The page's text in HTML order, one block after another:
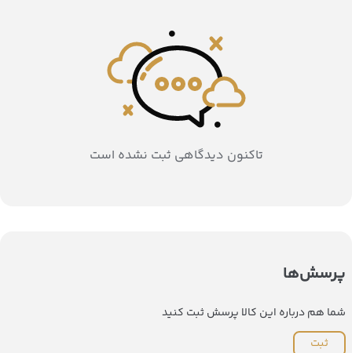
تاکنون دیدگاهی ثبت نشده است
پرسش‌ها
شما هم درباره این کالا پرسش ثبت کنید
ثبت